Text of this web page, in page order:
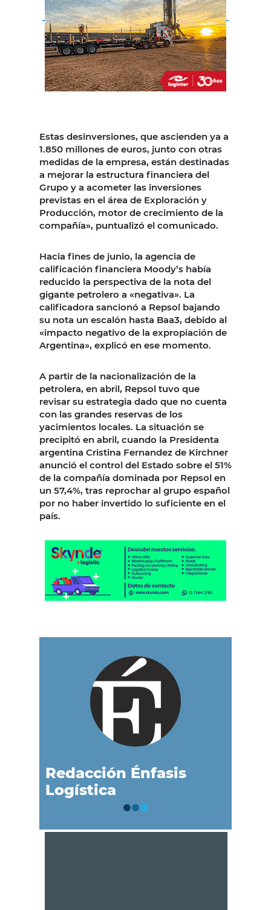
Estas desinversiones, que ascienden ya a
1.850 millones de euros, junto con otras
medidas de la empresa, están destinadas
a mejorar la estructura financiera del
Grupo y a acometer las inversiones
previstas en el área de Exploración y
Producción, motor de crecimiento de la
compañía», puntualizó el comunicado.
Hacia fines de junio, la agencia de
calificación financiera Moody’s había
reducido la perspectiva de la nota del
gigante petrolero a «negativa». La
calificadora sancionó a Repsol bajando
su nota un escalón hasta Baa3, debido al
«impacto negativo de la expropiación de
Argentina», explicó en ese momento.
A partir de la nacionalización de la
petrolera, en abril, Repsol tuvo que
revisar su estrategia dado que no cuenta
con las grandes reservas de los
yacimientos locales. La situación se
precipitó en abril, cuando la Presidenta
argentina Cristina Fernandez de Kirchner
anunció el control del Estado sobre el 51%
de la compañía dominada por Repsol en
un 57,4%, tras reprochar al grupo español
por no haber invertido lo suficiente en el
país.
Redacción Énfasis
Logística